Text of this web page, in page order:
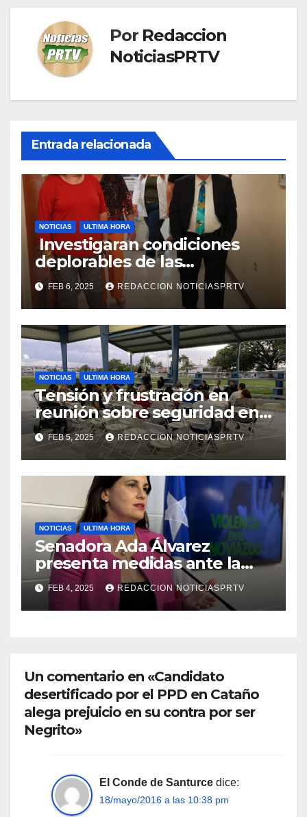
Por Redaccion
NoticiasPRTV
Entrada relacionada
NOTICIAS ULTIMA HORA
Investigaran condiciones
deplorables de las
facilidades el Departamento
de la Salud en Mayagüez
FEB 6, 2025 REDACCION NOTICIASPRTV
NOTICIAS ULTIMA HORA
Tensión y frustración en
reunión sobre seguridad en
Reparto Metropolitano
FEB 5, 2025 REDACCION NOTICIASPRTV
NOTICIAS ULTIMA HORA
Senadora Ada Álvarez
presenta medidas ante la
violencia en el noviazgo
FEB 4, 2025 REDACCION NOTICIASPRTV
Un comentario en «Candidato
desertificado por el PPD en Cataño
alega prejuicio en su contra por ser
Negrito»
El Conde de Santurce dice:
18/mayo/2016 a las 10:38 pm